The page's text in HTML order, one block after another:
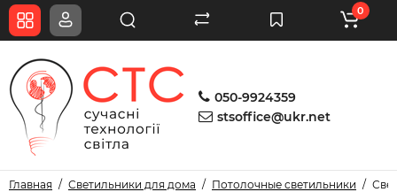
050-9924359
stsoffice@ukr.net
0
Главная Светильники для дома Потолочные светильники